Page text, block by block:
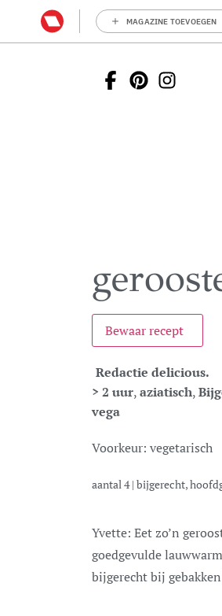
MAGAZINE TOEVOEGEN
Bewaar recept
Redactie delicious.
> 2 uur,aziatisch,
vega
Voorkeur: vegetarisch
aantal4| bijgerecht,
Yvette: Eet zo’n geroosterde Chinese kool met z’n tweetjes als hoofdgerecht met een
goedgevulde
bijgerecht bij gebakken